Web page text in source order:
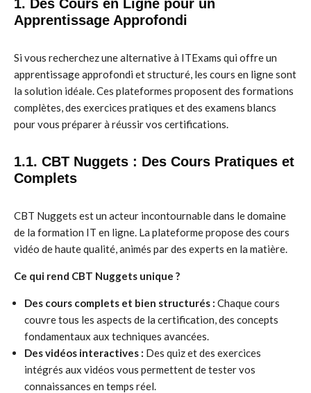
1. Des Cours en Ligne pour un
Apprentissage Approfondi
Si vous recherchez une alternative à ITExams qui offre un
apprentissage approfondi et structuré, les cours en ligne sont
la solution idéale. Ces plateformes proposent des formations
complètes, des exercices pratiques et des examens blancs
pour vous préparer à réussir vos certifications.
1.1. CBT Nuggets : Des Cours Pratiques et
Complets
CBT Nuggets est un acteur incontournable dans le domaine
de la formation IT en ligne. La plateforme propose des cours
vidéo de haute qualité, animés par des experts en la matière.
Ce qui rend CBT Nuggets unique ?
Des cours complets et bien structurés : Chaque cours
couvre tous les aspects de la certification, des concepts
fondamentaux aux techniques avancées.
Des vidéos interactives : Des quiz et des exercices
intégrés aux vidéos vous permettent de tester vos
connaissances en temps réel.